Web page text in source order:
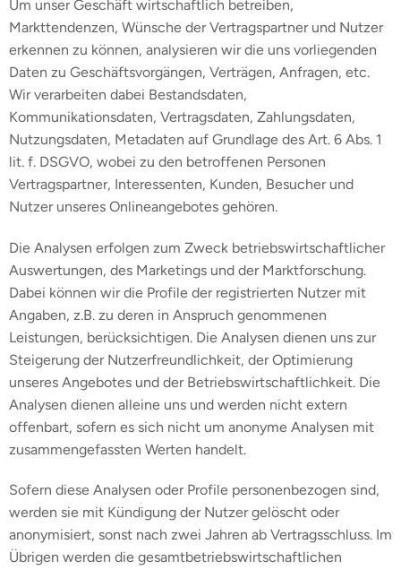
Um unser Geschäft wirtschaftlich betreiben,
Markttendenzen, Wünsche der Vertragspartner und Nutzer
erkennen zu können, analysieren wir die uns vorliegenden
Daten zu Geschäftsvorgängen, Verträgen, Anfragen, etc.
Wir verarbeiten dabei Bestandsdaten,
Kommunikationsdaten, Vertragsdaten, Zahlungsdaten,
Nutzungsdaten, Metadaten auf Grundlage des Art. 6 Abs. 1
lit. f. DSGVO, wobei zu den betroffenen Personen
Vertragspartner, Interessenten, Kunden, Besucher und
Nutzer unseres Onlineangebotes gehören.
Die Analysen erfolgen zum Zweck betriebswirtschaftlicher
Auswertungen, des Marketings und der Marktforschung.
Dabei können wir die Profile der registrierten Nutzer mit
Angaben, z.B. zu deren in Anspruch genommenen
Leistungen, berücksichtigen. Die Analysen dienen uns zur
Steigerung der Nutzerfreundlichkeit, der Optimierung
unseres Angebotes und der Betriebswirtschaftlichkeit. Die
Analysen dienen alleine uns und werden nicht extern
offenbart, sofern es sich nicht um anonyme Analysen mit
zusammengefassten Werten handelt.
Sofern diese Analysen oder Profile personenbezogen sind,
werden sie mit Kündigung der Nutzer gelöscht oder
anonymisiert, sonst nach zwei Jahren ab Vertragsschluss. Im
Übrigen werden die gesamtbetriebswirtschaftlichen